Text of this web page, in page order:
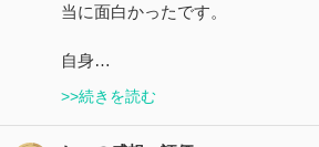
当に面白かったです。
自身…
>>続きを読む